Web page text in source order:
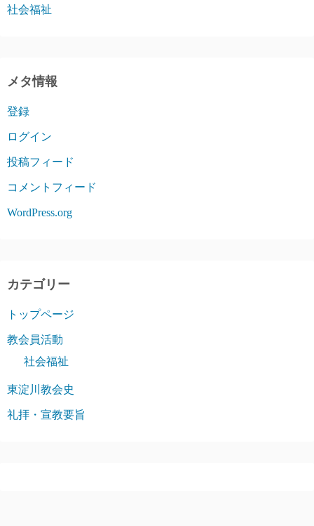
社会福祉
メタ情報
登録
ログイン
投稿フィード
コメントフィード
WordPress.org
カテゴリー
トップページ
教会員活動
社会福祉
東淀川教会史
礼拝・宣教要旨